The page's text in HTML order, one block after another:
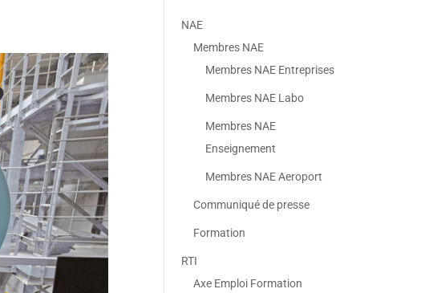
NAE
Membres NAE
Membres NAE Entreprises
Membres NAE Labo
Membres NAE
Enseignement
Membres NAE Aeroport
Communiqué de presse
Formation
RTI
Axe Emploi Formation